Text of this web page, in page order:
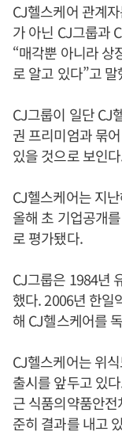
CJ헬스케어 관계
가 아닌 CJ그룹과
“매각뿐 아니라 상
로 알고 있다”고 말
CJ그룹이 일단 CJ
권 프리미엄과 묶
있을 것으로 보인
CJ헬스케어는 지
올해 초 기업공개
로 평가됐다.
CJ그룹은 1984년
했다. 2006년 한일
해 CJ헬스케어를
CJ헬스케어는 위
출시를 앞두고 있
근 식품의약품안
준히 결과를 내고